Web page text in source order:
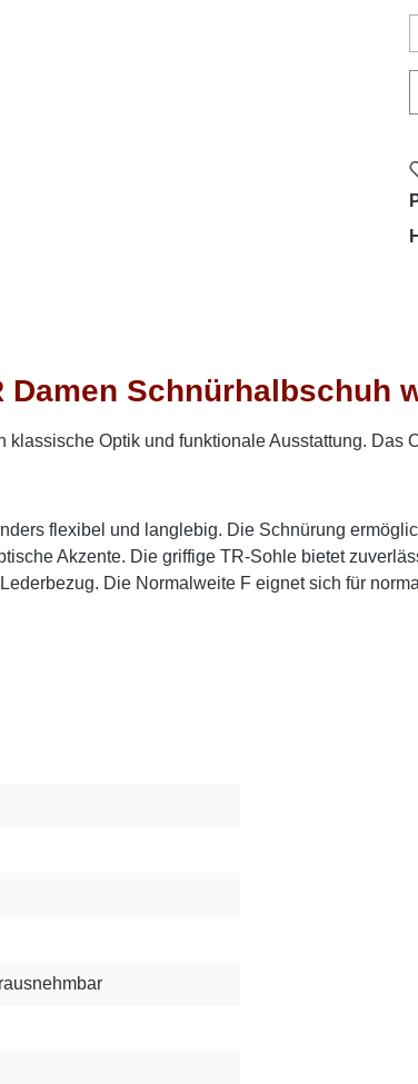
Schnürhalbschuh
Optik und funktionale Ausstattung.
flexibel und langlebig. Die Schnürung
Akzente. Die griffige TR-Sohle bietet
Die Normalweite F eignet sich für